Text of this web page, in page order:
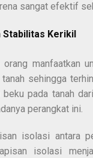
sangat efektif
Kerikil
manfaatkan
sehingga
beku pada tanah
perangkat ini.
isolasi antara
isolasi